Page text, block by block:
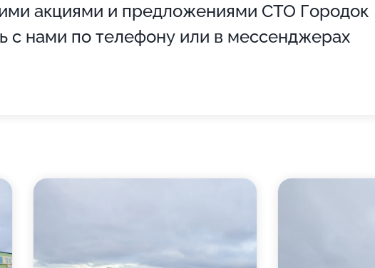
акциями и предложениями СТО Городок
с нами по телефону или в мессенджерах